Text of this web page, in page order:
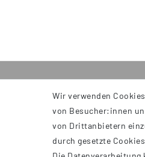
AGB
Impressum
Wir verwenden
von Besucher:innen
von Drittanbietern
durch gesetzte